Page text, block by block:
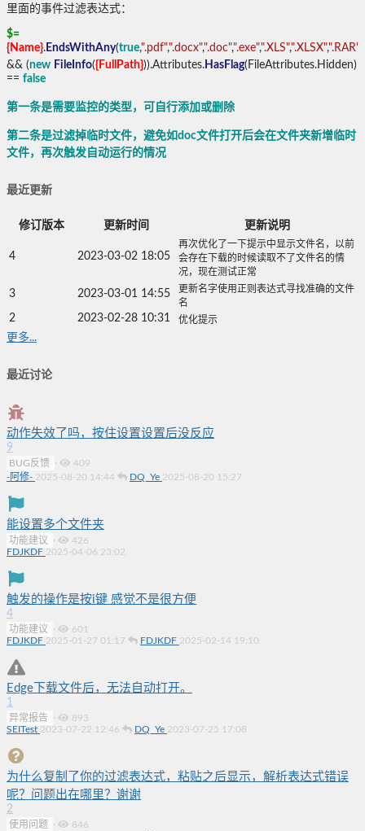
里面的事件过滤表达式：
$=
{Name}. EndsWithAny(true,".pdf",".docx",".doc",".exe",".XLS",".XLSX",".RAR"
&& (new FileInfo({FullPath})).Attributes. HasFlag(FileAttributes.Hidden)
== false
第一条是需要监控的类型，可自行添加或删除
第二条是过滤掉临时文件，避免如doc文件打开后会在文件夹新增临时
文件，再次触发自动运行的情况
最近更新
修订版本 更新时间 更新说明
4 2023-03-02 18:05
再次优化了一下提示中显示文件名，以前
会存在下载的时候读取不了文件名的情
况，现在测试正常
3 2023-03-01 14:55
更新名字使用正则表达式寻找准确的文件
名
2 2023-02-28 10:31 优化提示
更多...
最近讨论
动作失效了吗，按住设置设置后没反应
9
BUG反馈 ·
409
-阿修- 2025-08-20 14:44 DQ_Ye 2025-08-20 15:27
能设置多个文件夹
功能建议 ·
426
FDJKDF 2025-04-06 23:02
触发的操作是按i键 感觉不是很方便
4
功能建议 ·
601
FDJKDF 2025-01-27 01:17 FDJKDF 2025-02-14 19:10
Edge下载文件后，无法自动打开。
1
异常报告 ·
893
SEITest 2023-07-22 12:46 DQ_Ye 2023-07-25 17:08
为什么复制了你的过滤表达式，粘贴之后显示，解析表达式错误
呢？问题出在哪里？谢谢
2
使用问题 ·
846